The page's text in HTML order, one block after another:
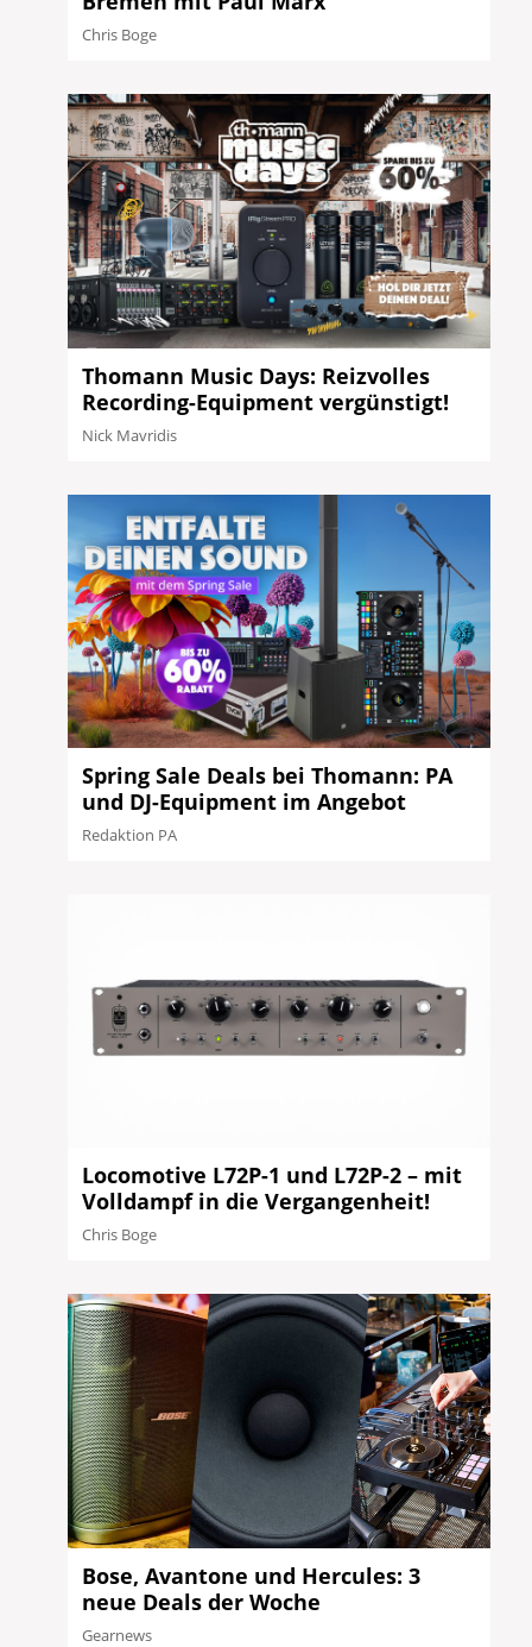
Chris Boge
Thomann Music Days: Reizvolles
Recording-Equipment vergünstigt!
Nick Mavridis
Spring Sale Deals bei Thomann: PA
und DJ-Equipment im Angebot
Redaktion PA
Locomotive L72P-1 und L72P-2 – mit
Volldampf in die Vergangenheit!
Chris Boge
Bose, Avantone und Hercules: 3
neue Deals der Woche
Gearnews